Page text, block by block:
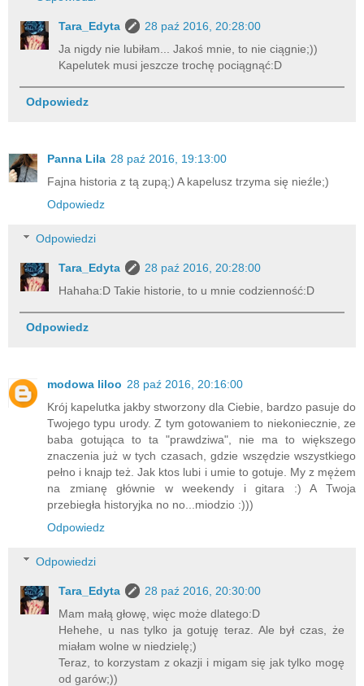
Tara_Edyta
28 paź 2016, 20:28:00
Ja nigdy nie lubiłam... Jakoś mnie, to nie ciągnie;))
Kapelutek musi jeszcze trochę pociągnąć:D
Odpowiedz
Panna Lila 28 paź 2016, 19:13:00
Fajna historia z tą zupą;) A kapelusz trzyma się nieźle;)
Odpowiedz
Odpowiedzi
Tara_Edyta
28 paź 2016, 20:28:00
Hahaha:D Takie historie, to u mnie codzienność:D
Odpowiedz
modowa liloo 28 paź 2016, 20:16:00
Krój kapelutka jakby stworzony dla Ciebie, bardzo pasuje do
Twojego typu urody. Z tym gotowaniem to niekoniecznie, ze
baba gotująca to ta "prawdziwa", nie ma to większego
znaczenia już w tych czasach, gdzie wszędzie wszystkiego
pełno i knajp też. Jak ktos lubi i umie to gotuje. My z mężem
na zmianę głównie w weekendy i gitara :) A Twoja
przebiegła historyjka no no...miodzio :)))
Odpowiedz
Odpowiedzi
Tara_Edyta
28 paź 2016, 20:30:00
Mam małą głowę, więc może dlatego:D
Hehehe, u nas tylko ja gotuję teraz. Ale był czas, że
miałam wolne w niedzielę;)
Teraz, to korzystam z okazji i migam się jak tylko mogę
od garów;))